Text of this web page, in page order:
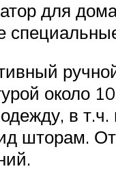
для
около
одежду, в
шторам.